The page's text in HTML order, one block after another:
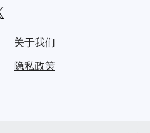
关于我们
隐私政策